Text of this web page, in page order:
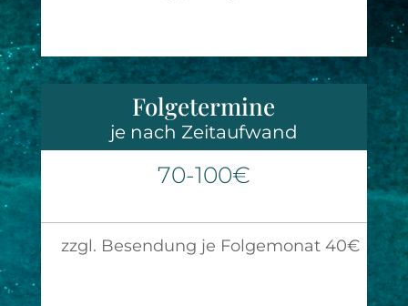
Folgetermine
je nach Zeitaufwand
70-100€
zzgl. Besendung je Folgemonat 40€